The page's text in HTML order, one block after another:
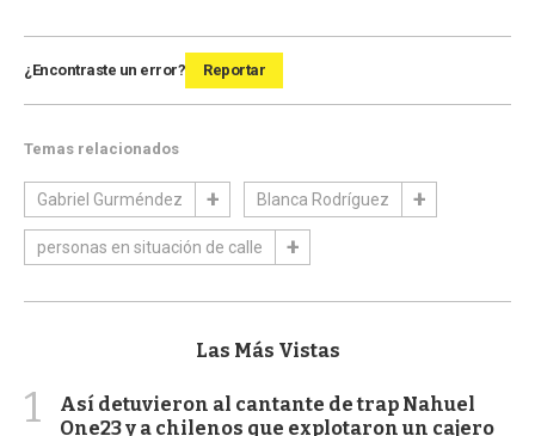
¿Encontraste un error? Reportar
Temas relacionados
Gabriel Gurméndez Blanca Rodríguez
personas en situación de calle
Las Más Vistas
1
Así detuvieron al cantante de trap Nahuel
One23 y a chilenos que explotaron un cajero